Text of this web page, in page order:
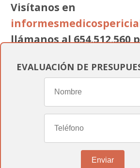
Visítanos en
llámanos al 654.512.560
EVALUACIÓN DE
Enviar
Cómo contratar
médico si
Palencia